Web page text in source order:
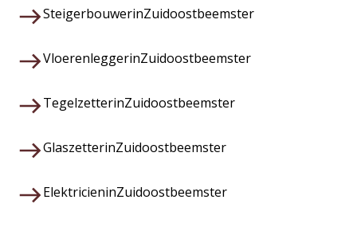
SteigerbouwerinZuidoostbeemster
VloerenleggerinZuidoostbeemster
TegelzetterinZuidoostbeemster
GlaszetterinZuidoostbeemster
ElektricieninZuidoostbeemster